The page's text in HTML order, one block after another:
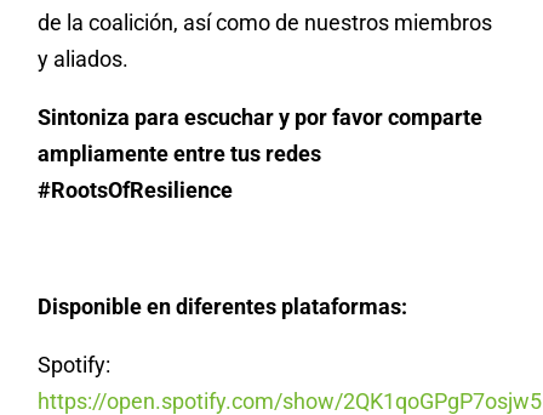
de la coalición, así como de nuestros miembros
y aliados.
Sintoniza para escuchar y por favor comparte
ampliamente entre tus redes
#RootsOfResilience
Disponible en diferentes plataformas:
Spotify:
https://open.spotify.com/show/